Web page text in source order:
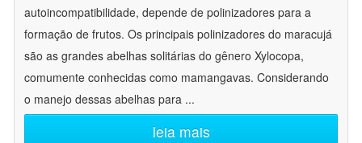
autoincompatibilidade, depende de polinizadores para a
formação de frutos. Os principais polinizadores do maracujá
são as grandes abelhas solitárias do gênero Xylocopa,
comumente conhecidas como mamangavas. Considerando
o manejo dessas abelhas para ...
leia mais